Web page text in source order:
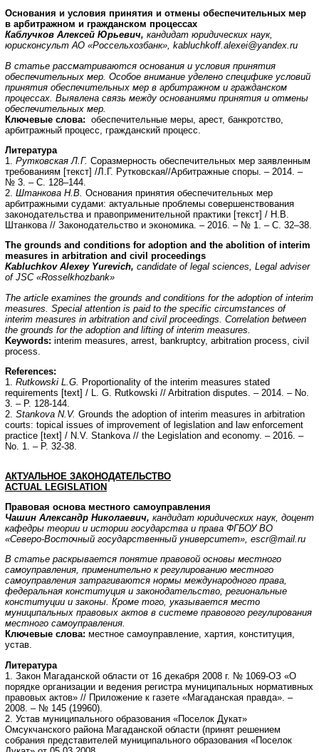
Основания и условия принятия и отмены обеспечительных мер
в арбитражном и гражданском процессах
Каблучков Алексей Юрьевич, кандидат юридических наук,
юрисконсульт АО «Россельхозбанк», kabluchkoff.alexei@yandex.ru
В статье рассматриваются основания и условия принятия
обеспечительных мер. Особое внимание уделено специфике условий
принятия обеспечительных мер в арбитражном и гражданском
процессах. Выявлена связь между основаниями принятия и отмены
обеспечительных мер.
Ключевые слова: обеспечительные меры, арест, банкротство,
арбитражный процесс, гражданский процесс.
Литература
1. Рутковская Л.Г. Соразмерность обеспечительных мер заявленным
требованиям [текст] /Л.Г. Рутковская//Арбитражные споры. – 2014. –
№ 3. – С. 128–144.
2. Штанкова Н.В. Основания принятия обеспечительных мер
арбитражными судами: актуальные проблемы совершенствования
законодательства и правоприменительной практики [текст] / Н.В.
Штанкова // Законодательство и экономика. – 2016. – № 1. – С. 32–38.
The grounds and conditions for adoption and the abolition of interim
measures in arbitration and civil proceedings
Kabluchkov Alexey Yurevich, candidate of legal sciences, Legal adviser
of JSC «Rosselkhozbank»
The article examines the grounds and conditions for the adoption of interim
measures. Special attention is paid to the specific circumstances of
interim measures in arbitration and civil proceedings. Correlation between
the grounds for the adoption and lifting of interim measures.
Keywords: interim measures, arrest, bankruptcy, arbitration process, civil
process.
References:
1. Rutkowski L.G. Proportionality of the interim measures stated
requirements [text] / L. G. Rutkowski // Arbitration disputes. – 2014. – No.
3. – P. 128-144.
2. Stankova N.V. Grounds the adoption of interim measures in arbitration
courts: topical issues of improvement of legislation and law enforcement
practice [text] / N.V. Stankova // the Legislation and economy. – 2016. –
No. 1. – P. 32-38.
АКТУАЛЬНОЕ ЗАКОНОДАТЕЛЬСТВО
ACTUAL LEGISLATION
Правовая основа местного самоуправления
Чашин Александр Николаевич, кандидат юридических наук, доцент
кафедры теории и истории государства и права ФГБОУ ВО
«Северо-Восточный государственный университет», escr@mail.ru
В статье раскрывается понятие правовой основы местного
самоуправления, применительно к регулированию местного
самоуправления затрагиваются нормы международного права,
федеральная конституция и законодательство, региональные
конституции и законы. Кроме того, указывается место
муниципальных правовых актов в системе правового регулирования
местного самоуправления.
Ключевые слова: местное самоуправление, хартия, конституция,
устав.
Литература
1. Закон Магаданской области от 16 декабря 2008 г. № 1069-ОЗ «О
порядке организации и ведения регистра муниципальных нормативных
правовых актов» // Приложение к газете «Магаданская правда». –
2008. – № 145 (19960).
2. Устав муниципального образования «Поселок Дукат»
Омсукчанского района Магаданской области (принят решением
собрания представителей муниципального образования «Поселок